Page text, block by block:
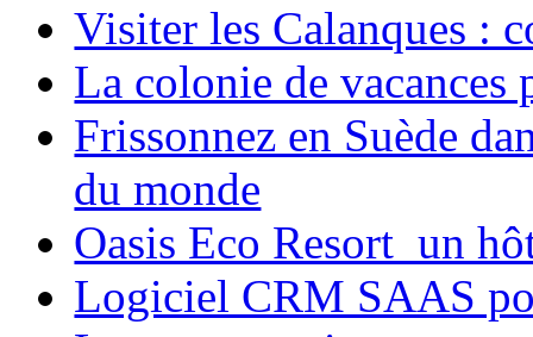
Visiter les Calanques :
La colonie de vacances
Frissonnez en Suède
du monde
Oasis Eco Resort un
Logiciel CRM SAAS